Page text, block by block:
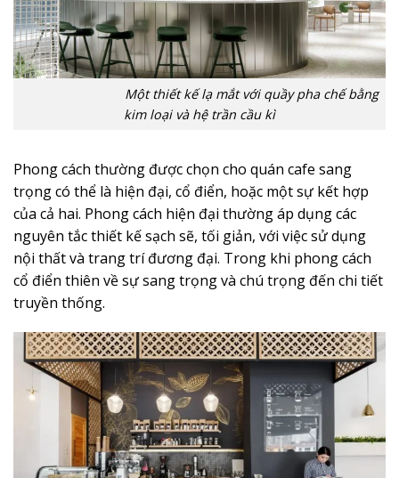
Một thiết kế lạ mắt với quầy pha chế bằng
kim loại và hệ trần cầu kì
Phong cách thường được chọn cho quán cafe sang
trọng có thể là hiện đại, cổ điển, hoặc một sự kết hợp
của cả hai. Phong cách hiện đại thường áp dụng các
nguyên tắc thiết kế sạch sẽ, tối giản, với việc sử dụng
nội thất và trang trí đương đại. Trong khi phong cách
cổ điển thiên về sự sang trọng và chú trọng đến chi tiết
truyền thống.